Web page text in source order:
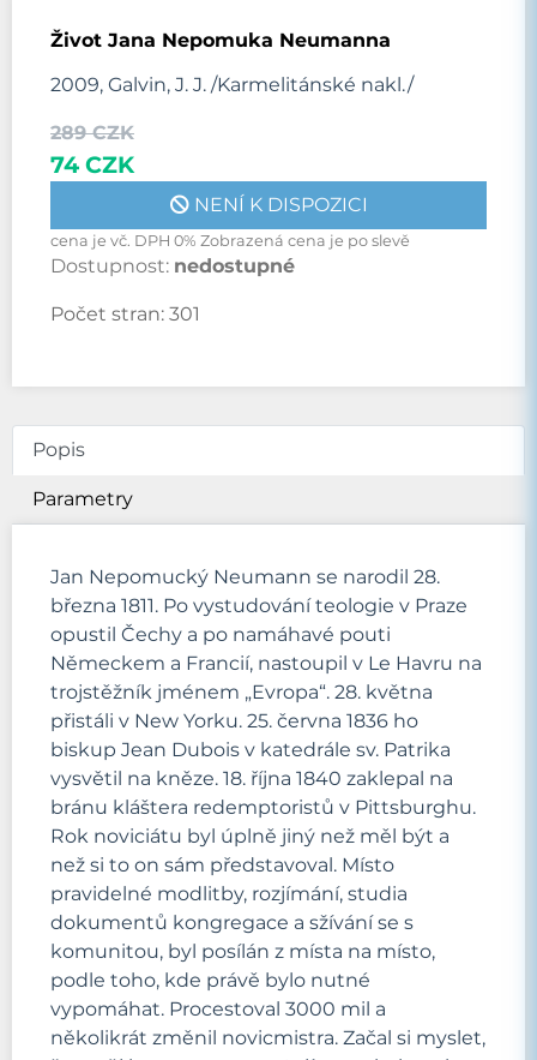
Život Jana Nepomuka Neumanna
2009, Galvin, J. J. /Karmelitánské nakl./
289 CZK
74 CZK
NENÍ K DISPOZICI
cena je vč. DPH 0% Zobrazená cena je po slevě
Dostupnost: nedostupné
Počet stran: 301
Popis
Parametry
Jan Nepomucký Neumann se narodil 28.
března 1811. Po vystudování teologie v Praze
opustil Čechy a po namáhavé pouti
Německem a Francií, nastoupil v Le Havru na
trojstěžník jménem „Evropa“. 28. května
přistáli v New Yorku. 25. června 1836 ho
biskup Jean Dubois v katedrále sv. Patrika
vysvětil na kněze. 18. října 1840 zaklepal na
bránu kláštera redemptoristů v Pittsburghu.
Rok noviciátu byl úplně jiný než měl být a
než si to on sám představoval. Místo
pravidelné modlitby, rozjímání, studia
dokumentů kongregace a sžívání se s
komunitou, byl posílán z místa na místo,
podle toho, kde právě bylo nutné
vypomáhat. Procestoval 3000 mil a
několikrát změnil novicmistra. Začal si myslet,